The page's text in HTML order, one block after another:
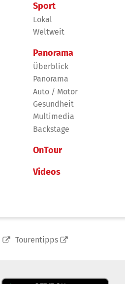
Sport
Lokal
Weltweit
Panorama
Überblick
Panorama
Auto / Motor
Gesundheit
Multimedia
Backstage
OnTour
Videos
Tourentipps